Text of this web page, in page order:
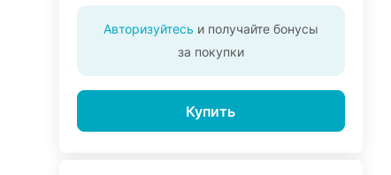
Авторизуйтесь и получайте бонусы
за покупки
Купить